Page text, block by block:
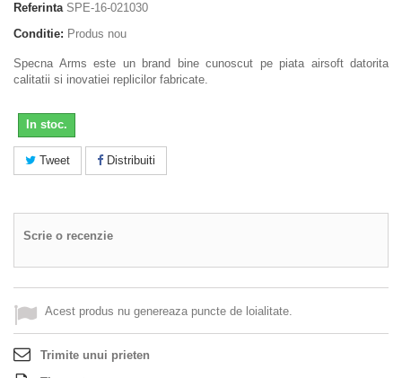
Referinta SPE-16-021030
Conditie: Produs nou
Specna Arms este un brand bine cunoscut pe piata airsoft datorita
calitatii si inovatiei replicilor fabricate.
In stoc.
Tweet Distribuiti
Scrie o recenzie
Acest produs nu genereaza puncte de loialitate.
Trimite unui prieten